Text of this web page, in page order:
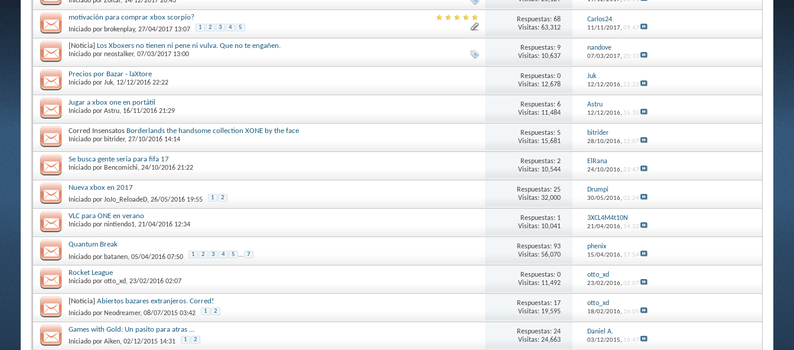
motivación para comprar xbox scorpio?
Iniciado por brokenplay, 27/04/2017 13:07 1 2 3 4 5
Respuestas: 68
Visitas: 63,312
Carlos24
11/11/2017, 09:47
[Noticia] Los Xboxers no tienen ni pene ni vulva. Que no te engañen.
Iniciado por neostalker, 07/03/2017 13:00
Respuestas: 9
Visitas: 10,637
nandove
07/03/2017, 20:33
Precios por Bazar - laXtore
Iniciado por Juk, 12/12/2016 22:22
Respuestas: 0
Visitas: 12,678
Juk
12/12/2016, 22:22
Jugar a xbox one en portátil
Iniciado por Astru, 16/11/2016 21:29
Respuestas: 6
Visitas: 11,484
Astru
12/12/2016, 15:35
Corred Insensatos Borderlands the handsome collection XONE by the face
Iniciado por bitrider, 27/10/2016 14:14
Respuestas: 5
Visitas: 15,681
bitrider
28/10/2016, 12:07
Se busca gente seria para fifa 17
Iniciado por Bencomichi, 24/10/2016 21:22
Respuestas: 2
Visitas: 10,544
ElRana
24/10/2016, 23:47
Nueva xbox en 2017
Iniciado por JoJo_ReloadeD, 26/05/2016 19:55 1 2
Respuestas: 25
Visitas: 32,000
Drumpi
30/05/2016, 02:24
VLC para ONE en verano
Iniciado por nintiendo1, 21/04/2016 12:34
Respuestas: 1
Visitas: 10,041
3XCL4M4t10N
21/04/2016, 14:32
Quantum Break
Iniciado por batanen, 05/04/2016 07:50 1 2 3 4 5 ... 7
Respuestas: 93
Visitas: 56,070
phenix
15/04/2016, 17:54
Rocket League
Iniciado por otto_xd, 23/02/2016 02:07
Respuestas: 0
Visitas: 11,492
otto_xd
23/02/2016, 02:07
[Noticia] Abiertos bazares extranjeros. Corred!
Iniciado por Neodreamer, 08/07/2015 03:42 1 2
Respuestas: 17
Visitas: 19,595
otto_xd
18/02/2016, 16:05
Games with Gold: Un pasito para atras ...
Iniciado por Aiken, 02/12/2015 14:31 1 2
Respuestas: 24
Visitas: 24,663
Daniel A.
03/12/2015, 16:47